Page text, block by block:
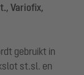
Variofix,
gebruikt in
st.sl. en